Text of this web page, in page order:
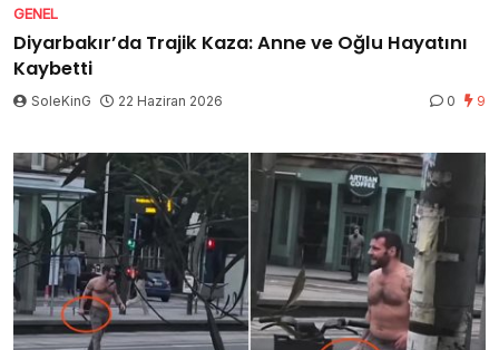
GENEL
Diyarbakır’da Trajik Kaza: Anne ve Oğlu Hayatını
Kaybetti
SoleKinG 22 Haziran 2026 0 9